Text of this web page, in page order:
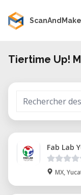
ScanAndMake
Tiertime Up!
Fab Lab
MX,